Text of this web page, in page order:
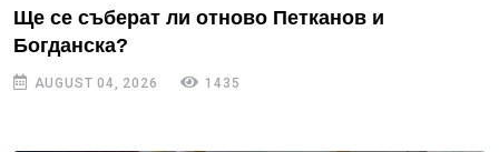
Ще се съберат ли отново Петканов и
Богданска?
AUGUST 04, 2026 1435